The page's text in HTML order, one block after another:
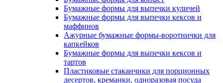
Бумажные формы для выпечки куличей
Бумажные формы для выпечки кексов и
маффинов
Ажурные бумажные формы-воротнички для
капкейков
Бумажные формы для выпечки кексов и
тартов
Пластиковые стаканчики для порционных
десертов, креманки, одноразовая посуда